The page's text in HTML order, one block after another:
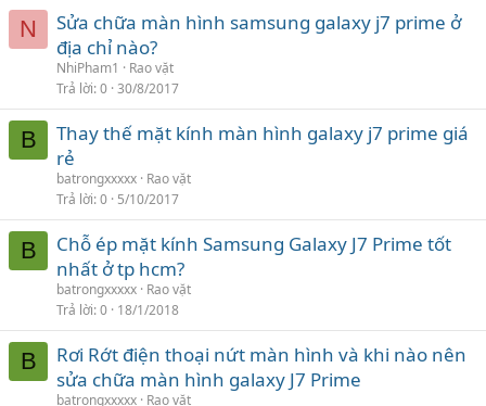
N
Sửa chữa màn hình samsung galaxy j7 prime ở
địa chỉ nào?
NhiPham1
Rao vặt
Trả lời 0 30/8/2017
B
Thay thế mặt kính màn hình galaxy j7 prime giá
rẻ
batrongxxxxx Rao vặt
Trả lời 0 5/10/2017
B
Chỗ ép mặt kính Samsung Galaxy J7 Prime tốt
nhất ở tp hcm?
batrongxxxxx Rao vặt
Trả lời 0 18/1/2018
B
Rơi Rớt điện thoại nứt màn hình và khi nào nên
sửa chữa màn hình galaxy J7 Prime
batrongxxxxx Rao vặt